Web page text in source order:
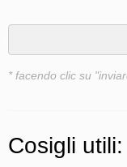
* facendo clic su
Cosigli utili: